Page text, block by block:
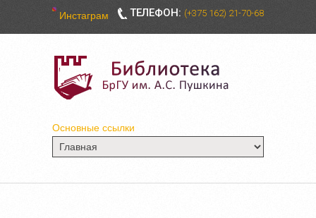
ТЕЛЕФОН: (+375 162) 21-70-68
Инстаграм
Основные ссылки